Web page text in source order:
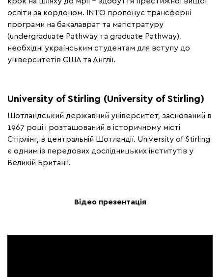
освіти за кордоном. INTO пропонує трансферні
програми на бакалаврат та магістратуру
(undergraduate Pathway та graduate Pathway),
необхідні українським студентам для вступу до
університетів США та Англії.
University of Stirling (University of Stirling)
Шотландський державний університет, заснований в
1967 році і розташований в історичному місті
Стірлінг, в центральній Шотландії. University of Stirling
є одним із передових дослідницьких інститутів у
Великій Британії.
Відео презентація